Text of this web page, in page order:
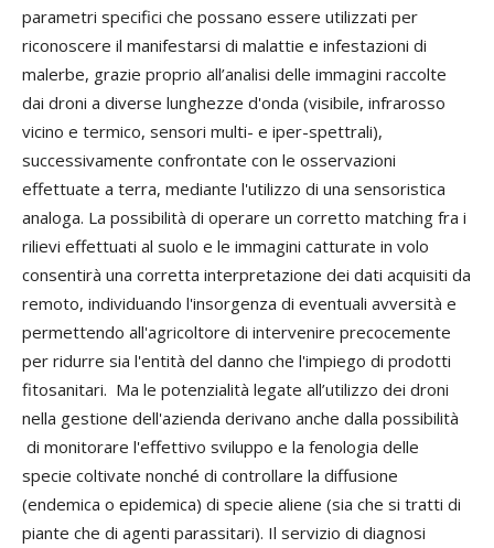
parametri specifici che possano essere utilizzati per
riconoscere il manifestarsi di malattie e infestazioni di
malerbe, grazie proprio all’analisi delle immagini raccolte
dai droni a diverse lunghezze d'onda (visibile, infrarosso
vicino e termico, sensori multi- e iper-spettrali),
successivamente confrontate con le osservazioni
effettuate a terra, mediante l'utilizzo di una sensoristica
analoga. La possibilità di operare un corretto matching fra i
rilievi effettuati al suolo e le immagini catturate in volo
consentirà una corretta interpretazione dei dati acquisiti da
remoto, individuando l'insorgenza di eventuali avversità e
permettendo all'agricoltore di intervenire precocemente
per ridurre sia l'entità del danno che l'impiego di prodotti
fitosanitari. Ma le potenzialità legate all’utilizzo dei droni
nella gestione dell'azienda derivano anche dalla possibilità
di monitorare l'effettivo sviluppo e la fenologia delle
specie coltivate nonché di controllare la diffusione
(endemica o epidemica) di specie aliene (sia che si tratti di
piante che di agenti parassitari). Il servizio di diagnosi